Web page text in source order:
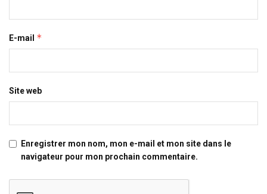
E-mail *
Site web
Enregistrer mon nom, mon e-mail et mon site dans le
navigateur pour mon prochain commentaire.